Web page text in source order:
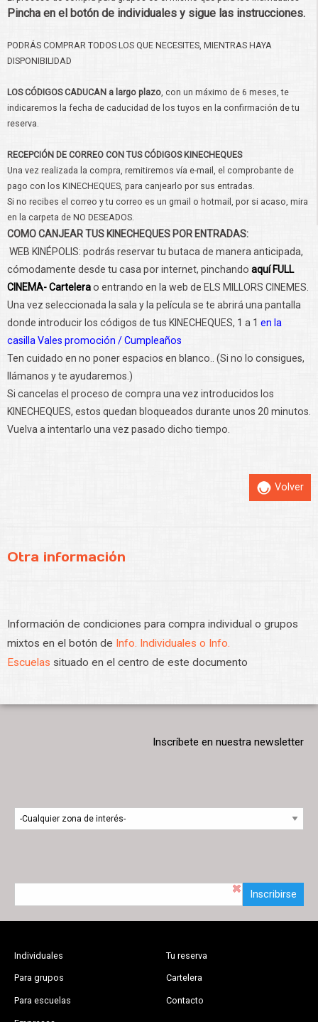
Pincha en el botón de individuales y sigue las instrucciones.
PODRÁS COMPRAR TODOS LOS QUE NECESITES, MIENTRAS HAYA
DISPONIBILIDAD
LOS CÓDIGOS CADUCAN a largo plazo, con un máximo de 6 meses, te
indicaremos la fecha de caducidad de los tuyos en la confirmación de tu
reserva.
RECEPCIÓN DE CORREO CON TUS CÓDIGOS KINECHEQUES
Una vez realizada la compra, remitiremos vía e-mail, el comprobante de
pago con los KINECHEQUES, para canjearlo por sus entradas.
Si no recibes el correo y tu correo es un gmail o hotmail, por si acaso, mira
en la carpeta de NO DESEADOS.
COMO CANJEAR TUS KINECHEQUES POR ENTRADAS:
WEB KINÉPOLIS: podrás reservar tu butaca de manera anticipada,
cómodamente desde tu casa por internet, pinchando aquí FULL
CINEMA- Cartelerao entrando en la web de ELS MILLORS CINEMES.
Una vez seleccionada la sala y la película se te abrirá una pantalla
donde introducir los códigos de tus KINECHEQUES, 1 a 1 en la
casilla Vales promoción / Cumpleaños
Ten cuidado en no poner espacios en blanco.. (Si no lo consigues,
llámanos y te ayudaremos.)
Si cancelas el proceso de compra una vez introducidos los
KINECHEQUES, estos quedan bloqueados durante unos 20 minutos.
Vuelva a intentarlo una vez pasado dicho tiempo.
Volver
Otra información
Información de condiciones para compra individual o grupos
mixtos en el botón de Info. Individuales o Info.
Escuelas situado en el centro de este documento
Inscríbete en nuestra newsletter
Inscribirse
Individuales
Para grupos
Para escuelas
Tu reserva
Cartelera
Contacto